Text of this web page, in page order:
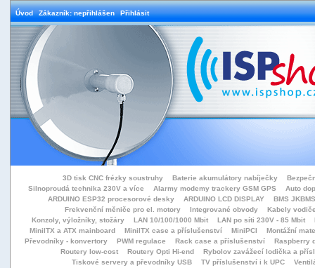
Úvod Zákazník: nepřihlášen Přihlásit
3D tisk CNC frézky soustruhy Baterie akumulátory nabíječky
Silnoproudá technika 230V a více
Alarmy modemy trackery GSM GPS
Auto
ARDUINO ESP32 procesorové desky
ARDUINO LCD DISPLAY
BMS
Frekvenční měniče pro el. motory
Integrované obvody
Kabely
Konzoly, výložníky, stožáry
LAN 10/100/1000 Mbit LAN po síti 230V - 85 Mbit
MiniITX a ATX mainboard
MiniITX case a příslušenství MiniPCI
Montážní
Převodníky - konvertory
PWM regulace Rack case a příslušenství
Raspberry
Routery low-cost
Routery Opti Hi-end
Rybolov zavážecí lodička a přísl
Tiskové servery a převodníky USB
TV příslušenství i k UPC